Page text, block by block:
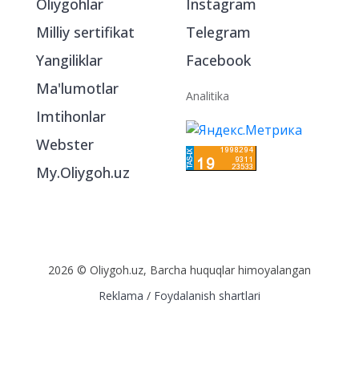
Oliygohlar
Milliy sertifikat
Yangiliklar
Ma'lumotlar
Imtihonlar
Webster
My.Oliygoh.uz
Instagram
Telegram
Facebook
Analitika
2026 © Oliygoh.uz, Barcha huquqlar himoyalangan
Reklama / Foydalanish shartlari